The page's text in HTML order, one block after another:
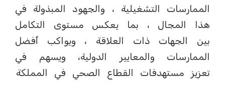
الممارسات التشغيلية ، والجهود المبذولة في
هذا المجال ، بما يعكس مستوى التكامل
بين الجهات ذات العلاقة ، ويواكب أفضل
الممارسات والمعايير الدولية، ويسهم في
تعزيز مستهدفات القطاع الصحي في المملكة